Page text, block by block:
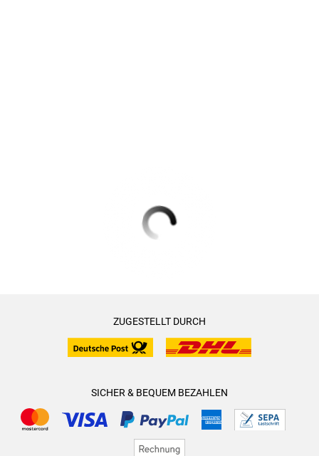
ZUGESTELLT DURCH
SICHER & BEQUEM BEZAHLEN